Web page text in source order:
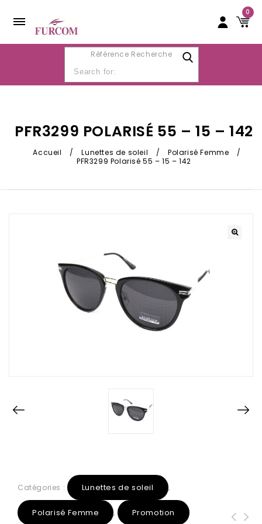
0
Référence Recherche
PFR3299 POLARISÉ 55 – 15 – 142
Accueil / Lunettes de soleil / Polarisé Femme
/
PFR3299 Polarisé 55 – 15 – 142
Catégories : Lunettes de soleil ,
Polarisé Femme , Promotion